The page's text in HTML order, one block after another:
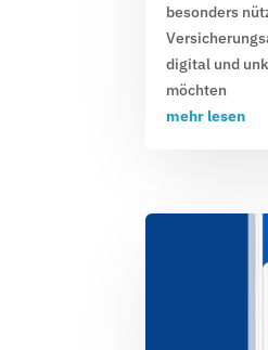
besonders
digital und
möchten
mehr lesen